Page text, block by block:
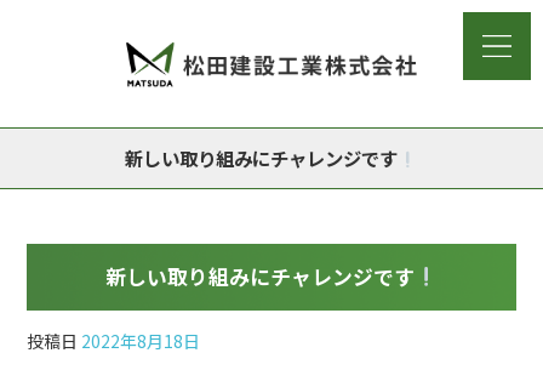
新しい取り組みにチャレンジです
新しい取り組みにチャレンジです
投稿日 2022年8月18日